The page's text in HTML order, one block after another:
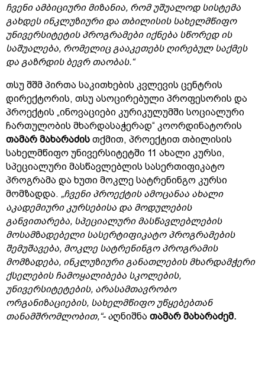
ჩვენი ამბიციური მიზანია, რომ უშუალოდ სისტემა
გახდეს ინკლუზიური და თბილისის სახელმწიფო
უნივერსიტეტის პროგრამები იქნება სწორედ ის
საშუალება, რომელიც გააკეთებს ღირებულ საქმეს
და გაზრდის ბევრ თაობას.“
თსუ შშმ პირთა საკითხების კვლევის ცენტრის
დირექტორის, თსუ ასოცირებული პროფესორის და
პროექტის „ინოვაციები კურიკულუმში სოციალური
ჩართულობის მხარდასაჭერად“ კოორდინატორის
თამარ მახარაძის თქმით, პროექტით თბილისის
სახელმწიფო უნივერსიტეტში 11 ახალი კურსი,
სპეციალური მასწავლებლის სასერთიფიკატო
პროგრამა და ხუთი მოკლე სატრენინგო კურსი
მომზადდა. „ჩვენი პროექტის ამოცანაა ახალი
აკადემიური კურსებისა და მოდულების
განვითარება, სპეციალური მასწავლებლების
მოსამზადებელი სასერტიფიკატო პროგრამების
შემუშავება, მოკლე სატრენინგო პროგრამის
მომზადება, ინკლუზიური განათლების მხარდამჭერი
ქსელების ჩამოყალიბება სკოლების,
უნივერსიტეტების, არასამთავრობო
ორგანიზაციების, სახელმწიფო უწყებებთან
თანამშრომლობით,“- აღნიშნა თამარ მახარაძემ.